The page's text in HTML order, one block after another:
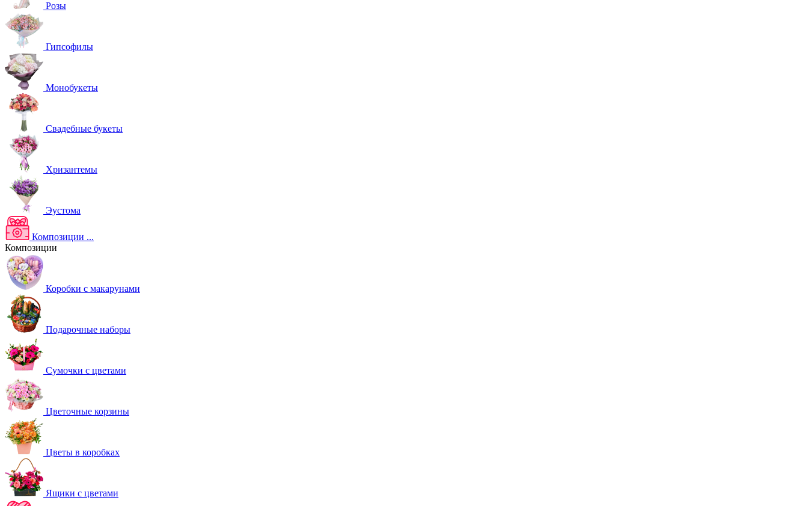
Розы
Гипсофилы
Монобукеты
Свадебные букеты
Хризантемы
Эустома
Композиции ...
Композиции
Коробки с макарунами
Подарочные наборы
Сумочки с цветами
Цветочные корзины
Цветы в коробках
Ящики с цветами